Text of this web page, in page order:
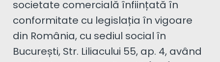
societate comercială înființată în
conformitate cu legislația în vigoare
din România, cu sediul social în
București, Str. Liliacului 55, ap. 4, având